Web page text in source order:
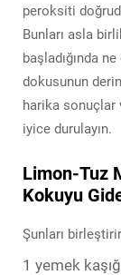
peroksiti
Bunları asla
başladığında
dokusunun
harika sonuçlar
iyice durulayın.
Limon-Tuz
Kokuyu
Şunları
1 yemek